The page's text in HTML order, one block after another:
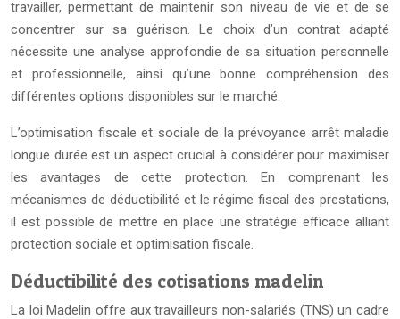
travailler, permettant de maintenir son niveau de vie et de se
concentrer sur sa guérison. Le choix d’un contrat adapté
nécessite une analyse approfondie de sa situation personnelle
et professionnelle, ainsi qu’une bonne compréhension des
différentes options disponibles sur le marché.
L’optimisation fiscale et sociale de la prévoyance arrêt maladie
longue durée est un aspect crucial à considérer pour maximiser
les avantages de cette protection. En comprenant les
mécanismes de déductibilité et le régime fiscal des prestations,
il est possible de mettre en place une stratégie efficace alliant
protection sociale et optimisation fiscale.
Déductibilité des cotisations madelin
La loi Madelin offre aux travailleurs non-salariés (TNS) un cadre